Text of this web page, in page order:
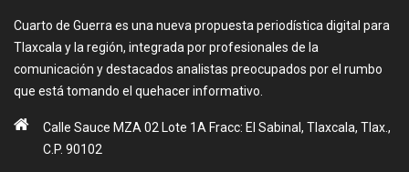
Cuarto de Guerra es una nueva propuesta periodística digital para
Tlaxcala y la región, integrada por profesionales de la
comunicación y destacados analistas preocupados por el rumbo
que está tomando el quehacer informativo.
Calle Sauce MZA 02 Lote 1A Fracc: El Sabinal, Tlaxcala, Tlax.,
C.P. 90102